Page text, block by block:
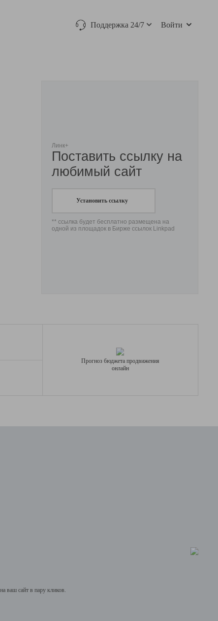
Поддержка 24/7 Войти
Линк+
Поставить ссылку на
любимый сайт
Установить ссылку
** ссылка будет бесплатно размещена на
одной из площадок в Бирже ссылок Linkpad
Прогноз бюджета продвижения
онлайн
ваш сайт в пару кликов.